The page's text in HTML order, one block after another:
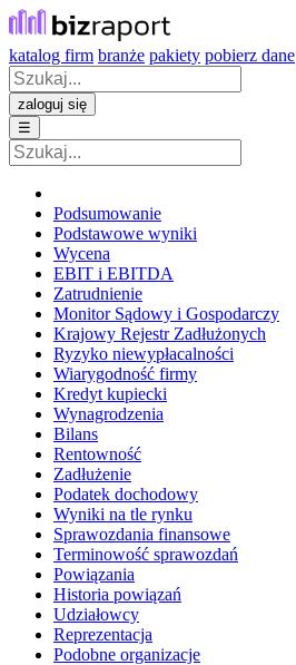
katalog firm branże pakiety pobierz dane
zaloguj się
☰
Podsumowanie
Podstawowe wyniki
Wycena
EBIT i EBITDA
Zatrudnienie
Monitor Sądowy i Gospodarczy
Krajowy Rejestr Zadłużonych
Ryzyko niewypłacalności
Wiarygodność firmy
Kredyt kupiecki
Wynagrodzenia
Bilans
Rentowność
Zadłużenie
Podatek dochodowy
Wyniki na tle rynku
Sprawozdania finansowe
Terminowość sprawozdań
Powiązania
Historia powiązań
Udziałowcy
Reprezentacja
Podobne organizacje